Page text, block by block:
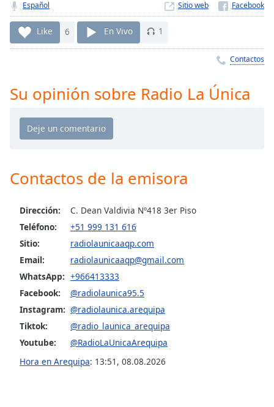
live,
currently
behind
LIVE
Remaining
Playback
Rate
Chapters
descriptions
off,
selected
Subtitles
subtitles
settings,
opens
settings
dialog
Español Sitio web
Like 6 En Vivo 1
Contactos
Su opinión sobre Radio La Única
Contactos de la emisora
Dirección:
C. Dean Valdivia Nº418 3er Piso
Teléfono:
+51 999 131 616
Sitio:
radiolaunicaaqp.com
Email:
radiolaunicaaqp@gmail.com
WhatsApp: +966413333
Facebook:
@radiolaunica95.5
Instagram: @radiolaunica.arequipa
Tiktok:
@radio_launica_arequipa
Youtube:
@RadioLaUnicaArequipa
Hora en Arequipa: 13:51 , 08.08.2026